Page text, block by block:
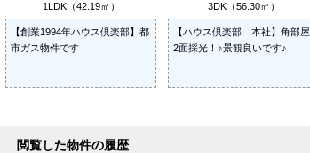
1LDK（42.19㎡）
【創業1994年ハウス倶楽部】都
市ガス物件です
3DK（56.30㎡）
【ハウス倶楽部 本社】角部屋
2面採光！♪景観良いです♪
閲覧した物件の履歴